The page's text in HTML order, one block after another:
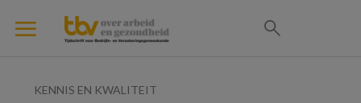
KENNIS EN KWALITEIT